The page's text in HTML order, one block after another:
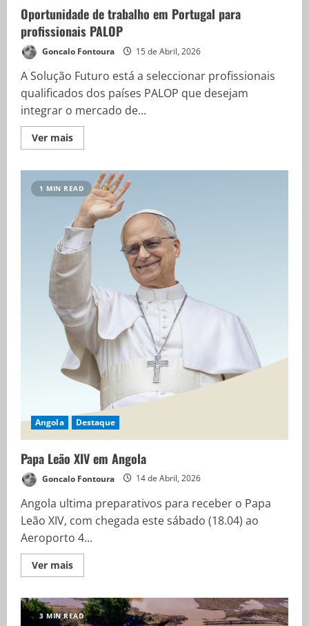
Oportunidade de trabalho em Portugal para
profissionais PALOP
Goncalo Fontoura 15 de Abril, 2026
A Solução Futuro está a seleccionar profissionais
qualificados dos países PALOP que desejam
integrar o mercado de...
Ver mais
1 MIN READ
Angola Destaque
Papa Leão XIV em Angola
Goncalo Fontoura 14 de Abril, 2026
Angola ultima preparativos para receber o Papa
Leão XIV, com chegada este sábado (18.04) ao
Aeroporto 4...
Ver mais
3 MIN READ